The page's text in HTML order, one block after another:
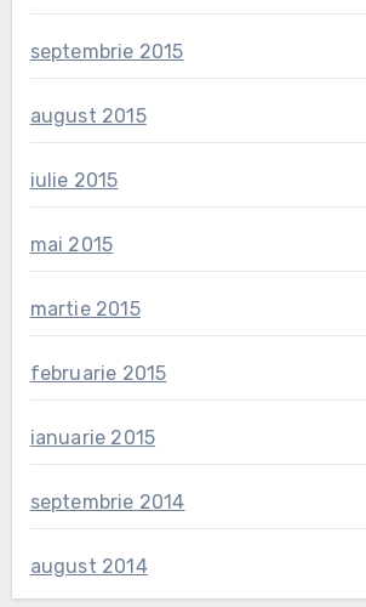
septembrie 2015
august 2015
iulie 2015
mai 2015
martie 2015
februarie 2015
ianuarie 2015
septembrie 2014
august 2014